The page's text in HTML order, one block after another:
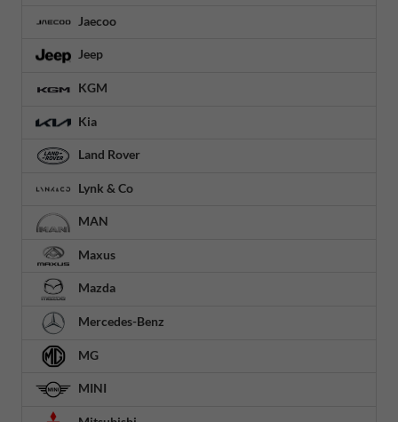
Jaecoo
Jeep
KGM
Kia
Land Rover
Lynk & Co
MAN
Maxus
Mazda
Mercedes-Benz
MG
MINI